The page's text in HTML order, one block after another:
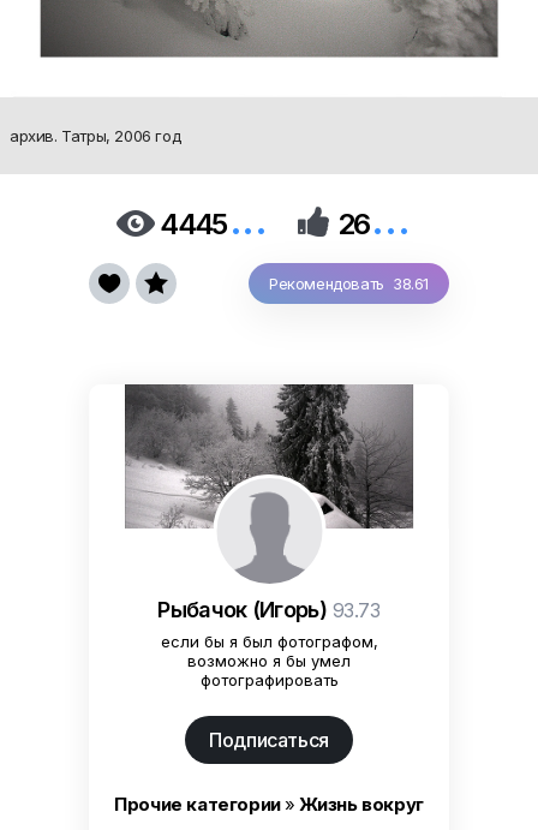
архив. Татры, 2006 год
4445...  26...
Рекомендовать 38.61
 
Рыбачок (Игорь) 93.73
если бы я был фотографом,
возможно я бы умел
фотографировать
Подписаться
Прочие категории» Жизнь вокруг